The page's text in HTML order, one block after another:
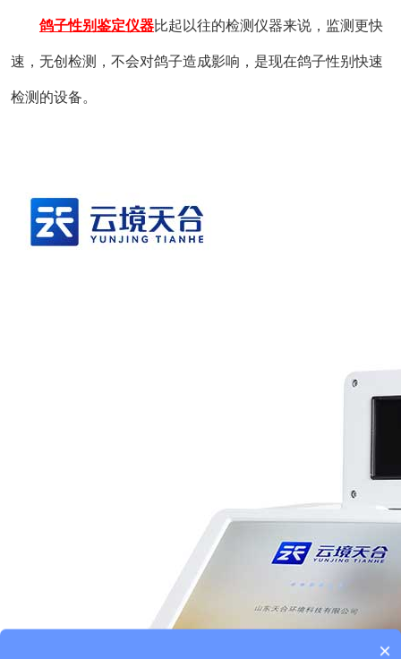
鸽子性别鉴定仪器比起以往的检测仪器来说，监测更快
速，无创检测，不会对鸽子造成影响，是现在鸽子性别快速
检测的设备。
产品包含安装吗？
×